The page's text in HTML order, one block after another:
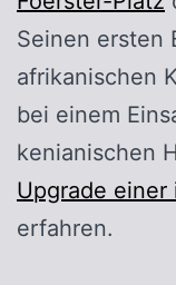
Seinen ersten
afrikanischen
bei einem
kenianischen
Upgrade
erfahren.